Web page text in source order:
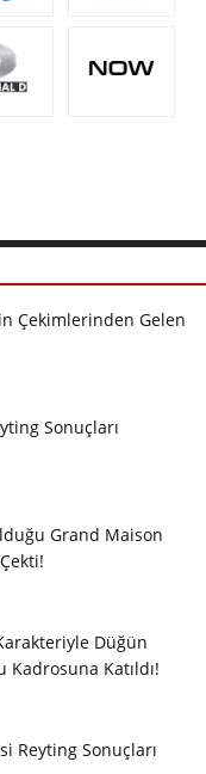
Çekimlerinden Gelen
Sonuçları
Grand Maison
Düğün
Kadrosuna Katıldı!
Reyting Sonuçları